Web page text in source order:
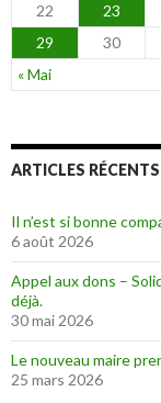
« Mai
22
23
29
30
ARTICLES RÉCENTS
Il n’est si bonne
6 août 2026
Appel aux dons –
déjà.
30 mai 2026
Le nouveau maire
25 mars 2026